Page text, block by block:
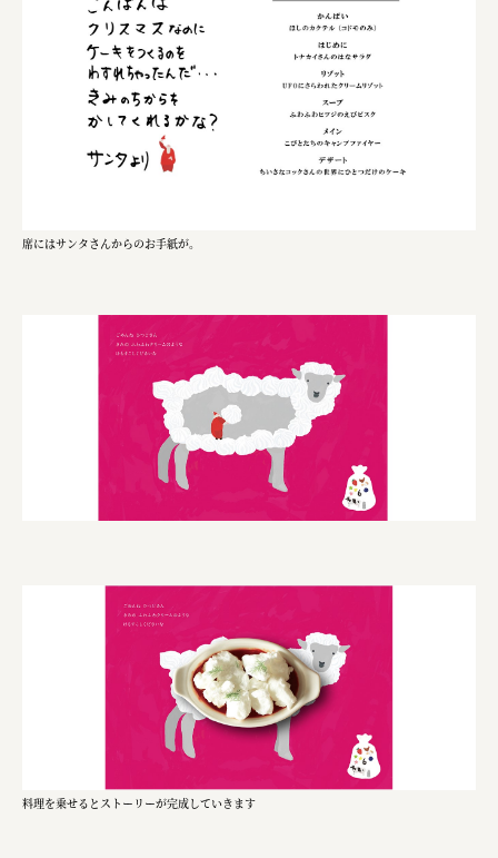
なかがわの恵み活用協議会
GLASS-LAB株式会社
株式会社オカムラ
株式会社ENO.STUDIO
日本商工会議所
株式会社ひらく
株式会社ニューテックシンセイ
株式会社ドリームプラザ
株式会社ヤマサン
株式会社東果堂
株式会社 中日ステンドアート
DEAR FRIEND'S
株式会社ポーラ
席にはサンタさんからのお手紙が。
料理を乗せるとストーリーが完成していきます